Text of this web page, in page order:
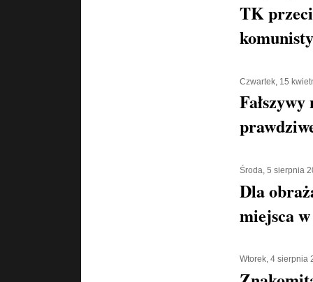
TK
Czwartek, 15
Środa, 5 sierpnia
Dla
miejsca
Wtorek, 4 sierpnia